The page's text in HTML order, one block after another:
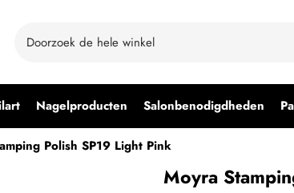
Nagelproducten Salonbenodigdheden
Polish SP19 Light Pink
Moyra